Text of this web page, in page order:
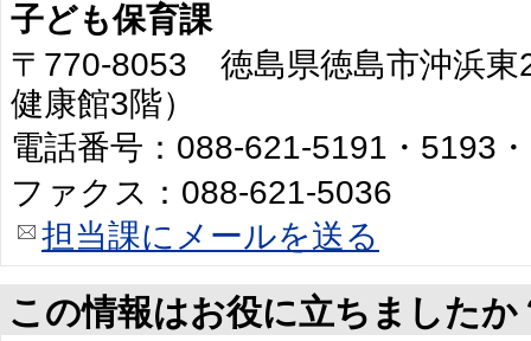
子ども保育課
〒770-8053 徳島県徳島市沖浜東
健康館3階）
電話番号：088-621-5191・5193
ファクス：088-621-5036
担当課にメールを送る
この情報はお役に立ちましたか